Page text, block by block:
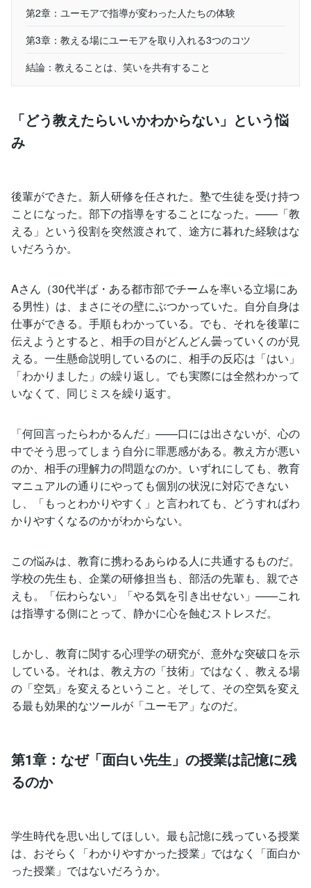
第2章：ユーモアで指導が変わった人たちの体験
第3章：教える場にユーモアを取り入れる3つのコツ
結論：教えることは、笑いを共有すること
「どう教えたらいいかわからない」という悩
み
後輩ができた。新人研修を任された。塾で生徒を受け持つ
ことになった。部下の指導をすることになった。——「教
える」という役割を突然渡されて、途方に暮れた経験はな
いだろうか。
Aさん（30代半ば・ある都市部でチームを率いる立場にあ
る男性）は、まさにその壁にぶつかっていた。自分自身は
仕事ができる。手順もわかっている。でも、それを後輩に
伝えようとすると、相手の目がどんどん曇っていくのが見
える。一生懸命説明しているのに、相手の反応は「はい」
「わかりました」の繰り返し。でも実際には全然わかって
いなくて、同じミスを繰り返す。
「何回言ったらわかるんだ」——口には出さないが、心の
中でそう思ってしまう自分に罪悪感がある。教え方が悪い
のか、相手の理解力の問題なのか。いずれにしても、教育
マニュアルの通りにやっても個別の状況に対応できない
し、「もっとわかりやすく」と言われても、どうすればわ
かりやすくなるのかがわからない。
この悩みは、教育に携わるあらゆる人に共通するものだ。
学校の先生も、企業の研修担当も、部活の先輩も、親でさ
えも。「伝わらない」「やる気を引き出せない」——これ
は指導する側にとって、静かに心を蝕むストレスだ。
しかし、教育に関する心理学の研究が、意外な突破口を示
している。それは、教え方の「技術」ではなく、教える場
の「空気」を変えるということ。そして、その空気を変え
る最も効果的なツールが「ユーモア」なのだ。
第1章：なぜ「面白い先生」の授業は記憶に残
るのか
学生時代を思い出してほしい。最も記憶に残っている授業
は、おそらく「わかりやすかった授業」ではなく「面白か
った授業」ではないだろうか。